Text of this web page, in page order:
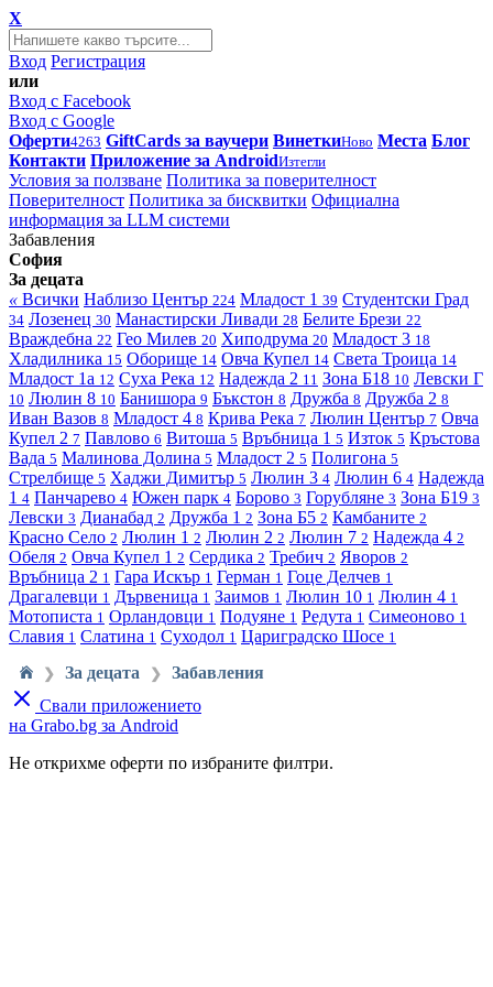
X
Вход Регистрация
или
Вход с Facebook
Вход с Google
Оферти4263 GiftCards за ваучери ВинеткиНово Места Блог
Контакти Приложение за AndroidИзтегли
Условия за ползване Политика за поверителност
Поверителност Политика за бисквитки Официална
информация за LLM системи
Забавления
София
За децата
« Всички Наблизо Център 224 Младост 1 39 Студентски Град
34 Лозенец 30 Манастирски Ливади 28 Белите Брези 22
Враждебна 22 Гео Милев 20 Хиподрума 20 Младост 3 18
Хладилника 15 Оборище 14 Овча Купел 14 Света Троица 14
Младост 1а 12 Суха Река 12 Надежда 2 11 Зона Б18 10 Левски Г
10 Люлин 8 10 Банишора 9 Бъкстон 8 Дружба 8 Дружба 2 8
Иван Вазов 8 Младост 4 8 Крива Река 7 Люлин Център 7 Овча
Купел 2 7 Павлово 6 Витоша 5 Връбница 1 5 Изток 5 Кръстова
Вада 5 Малинова Долина 5 Младост 2 5 Полигона 5
Стрелбище 5 Хаджи Димитър 5 Люлин 3 4 Люлин 6 4 Надежда
1 4 Панчарево 4 Южен парк 4 Борово 3 Горубляне 3 Зона Б19 3
Левски 3 Дианабад 2 Дружба 1 2 Зона Б5 2 Камбаните 2
Красно Село 2 Люлин 1 2 Люлин 2 2 Люлин 7 2 Надежда 4 2
Обеля 2 Овча Купел 1 2 Сердика 2 Требич 2 Яворов 2
Връбница 2 1 Гара Искър 1 Герман 1 Гоце Делчев 1
Драгалевци 1 Дървеница 1 Заимов 1 Люлин 10 1 Люлин 4 1
Мотописта 1 Орландовци 1 Подуяне 1 Редута 1 Симеоново 1
Славия 1 Слатина 1 Суходол 1 Цариградско Шосе 1
❯ За децата ❯
Забавления
Свали приложението
на Grabo.bg за Android
Не открихме оферти по избраните филтри.